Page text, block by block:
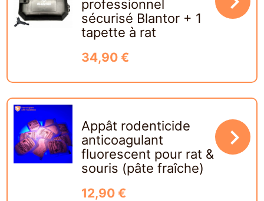
professionnel
sécurisé Blantor + 1
tapette à rat
34,90 €
Appât rodenticide
anticoagulant
fluorescent pour rat &
souris (pâte fraîche)
12,90 €
navigate_next